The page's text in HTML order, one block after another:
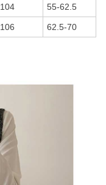
104 55-62.5
106 62.5-70